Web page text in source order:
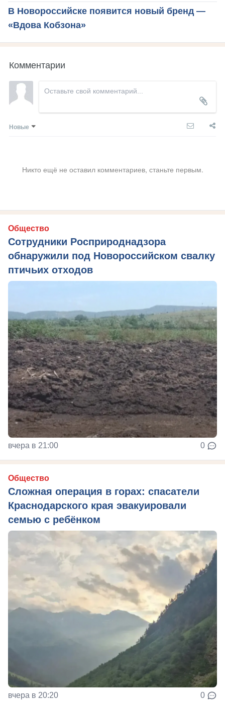
В Новороссийске появится новый бренд —
«Вдова Кобзона»
Комментарии
Новые
Никто ещё не оставил комментариев, станьте первым.
Общество
Сотрудники Росприроднадзора
обнаружили под Новороссийском свалку
птичьих отходов
вчера в 21:00 0
Общество
Сложная операция в горах: спасатели
Краснодарского края эвакуировали
семью с ребёнком
вчера в 20:20 0